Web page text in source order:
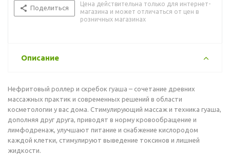
Поделиться
Цена действительна только для интернет-
магазина и может отличаться от цен в
розничных магазинах
Описание
Нефритовый роллер и скребок гуаша – сочетание древних
массажных практик и современных решений в области
косметологии у вас дома. Стимулирующий массаж и техника гуаша,
дополняя друг друга, приводят в норму кровообращение и
лимфодренаж, улучшают питание и снабжение кислородом
каждой клетки, стимулируют выведение токсинов и лишней
жидкости.